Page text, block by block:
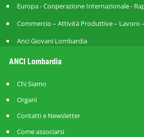
Europa - Cooperazione Internazionale -
Commercio – Attività Produttive – Lavoro
Anci Giovani Lombardia
ANCI Lombardia
Chi Siamo
Organi
Contatti e Newsletter
Come associarsi